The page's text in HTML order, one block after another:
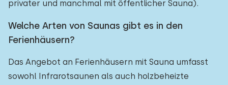
privater und manchmal mit öffentlicher Sauna).
Welche Arten von Saunas gibt es in den
Ferienhäusern?
Das Angebot an Ferienhäusern mit Sauna umfasst
sowohl Infrarotsaunen als auch holzbeheizte